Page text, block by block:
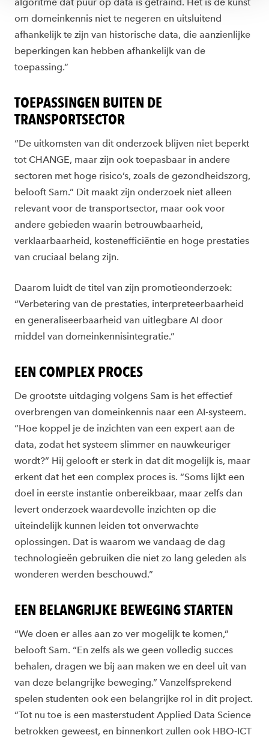
om domeinkennis niet te negeren en uitsluitend
afhankelijk te zijn van historische data, die aanzienlijke
beperkingen kan hebben afhankelijk van de
toepassing.”
TOEPASSINGEN BUITEN DE
TRANSPORTSECTOR
“De uitkomsten van dit onderzoek blijven niet beperkt
tot CHANGE, maar zijn ook toepasbaar in andere
sectoren met hoge risico’s, zoals de gezondheidszorg,
belooft Sam.” Dit maakt zijn onderzoek niet alleen
relevant voor de transportsector, maar ook voor
andere gebieden waarin betrouwbaarheid,
verklaarbaarheid, kostenefficiëntie en hoge prestaties
van cruciaal belang zijn.
Daarom luidt de titel van zijn promotieonderzoek:
“Verbetering van de prestaties, interpreteerbaarheid
en generaliseerbaarheid van uitlegbare AI door
middel van domeinkennisintegratie.”
EEN COMPLEX PROCES
De grootste uitdaging volgens Sam is het effectief
overbrengen van domeinkennis naar een AI-systeem.
“Hoe koppel je de inzichten van een expert aan de
data, zodat het systeem slimmer en nauwkeuriger
wordt?” Hij gelooft er sterk in dat dit mogelijk is, maar
erkent dat het een complex proces is. “Soms lijkt een
doel in eerste instantie onbereikbaar, maar zelfs dan
levert onderzoek waardevolle inzichten op die
uiteindelijk kunnen leiden tot onverwachte
oplossingen. Dat is waarom we vandaag de dag
technologieën gebruiken die niet zo lang geleden als
wonderen werden beschouwd.”
EEN BELANGRIJKE BEWEGING STARTEN
“We doen er alles aan zo ver mogelijk te komen,”
belooft Sam. “En zelfs als we geen volledig succes
behalen, dragen we bij aan maken we en deel uit van
van deze belangrijke beweging.” Vanzelfsprekend
spelen studenten ook een belangrijke rol in dit project.
“Tot nu toe is een masterstudent Applied Data Science
betrokken geweest, en binnenkort zullen ook HBO-ICT